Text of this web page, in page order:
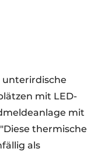
unterirdische
mit LED-
mit
thermische
als